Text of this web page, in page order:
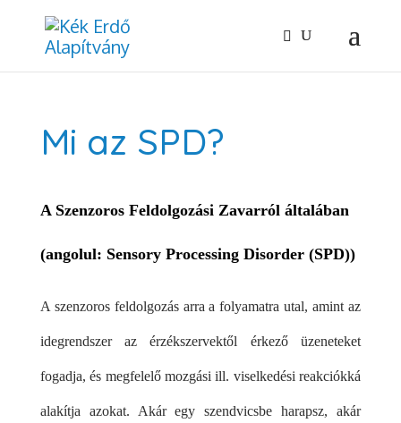
Mi az SPD?
A Szenzoros Feldolgozási Zavarról általában
(angolul: Sensory Processing Disorder (SPD))
A szenzoros feldolgozás arra a folyamatra utal, amint az
idegrendszer az érzékszervektől érkező üzeneteket
fogadja, és megfelelő mozgási ill. viselkedési reakciókká
alakítja azokat. Akár egy szendvicsbe harapsz, akár